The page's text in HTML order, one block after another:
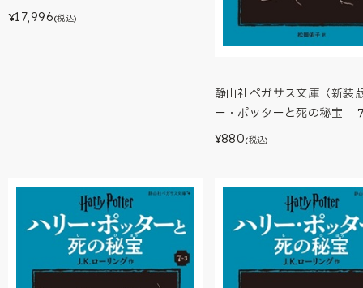
¥17,996(税込)
静山社ペガサス文庫〈新装
ー・ポッターと死の秘宝
¥880(税込)